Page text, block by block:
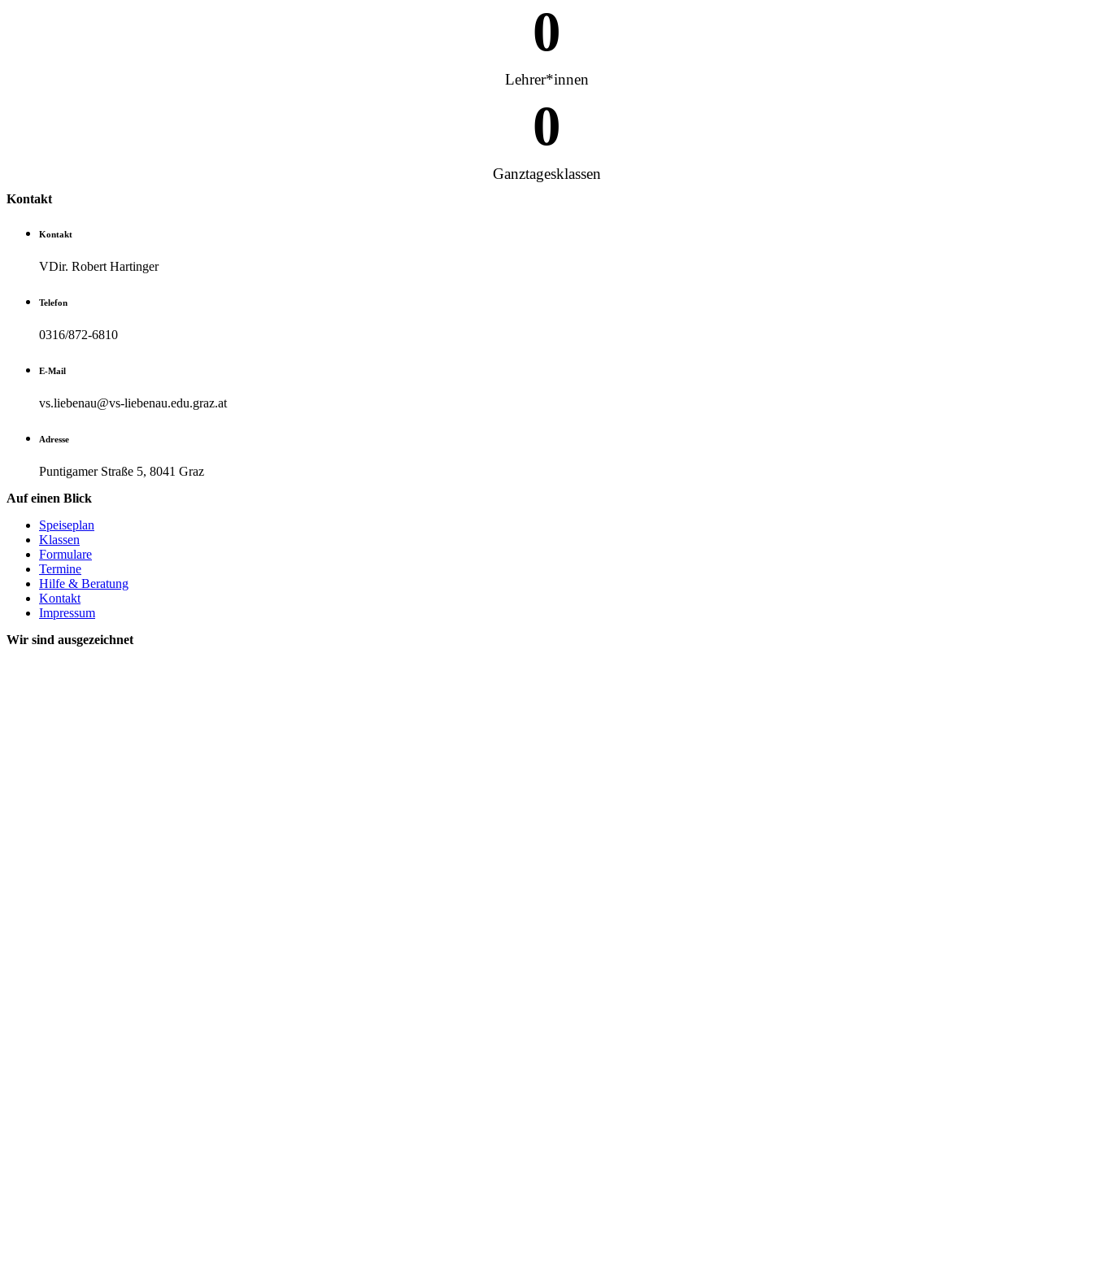
0
Lehrer*innen
0
Ganztagesklassen
Kontakt
Kontakt
VDir. Robert Hartinger
Telefon
0316/872-6810
E-Mail
vs.liebenau@vs-liebenau.edu.graz.at
Adresse
Puntigamer Straße 5, 8041 Graz
Auf einen Blick
Speiseplan
Klassen
Formulare
Termine
Hilfe & Beratung
Kontakt
Impressum
Wir sind ausgezeichnet